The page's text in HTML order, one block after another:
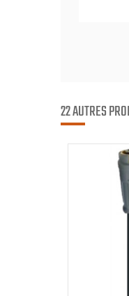
22 AUTRES